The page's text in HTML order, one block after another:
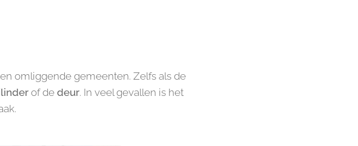
en omliggende gemeenten. Zelfs als de
of de deur. In veel gevallen is het